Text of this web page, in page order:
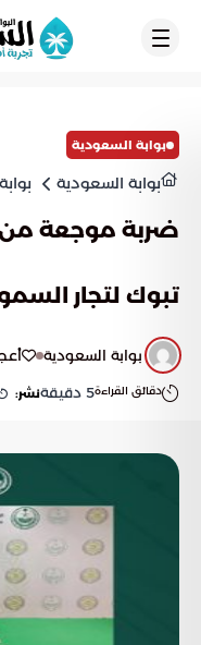
بوابة السعودية
بوابة السعودية
ضربة موجعة من
تبوك لتجار
بوابة السعودية
دقائق القراءة5 دقيقةنشر: